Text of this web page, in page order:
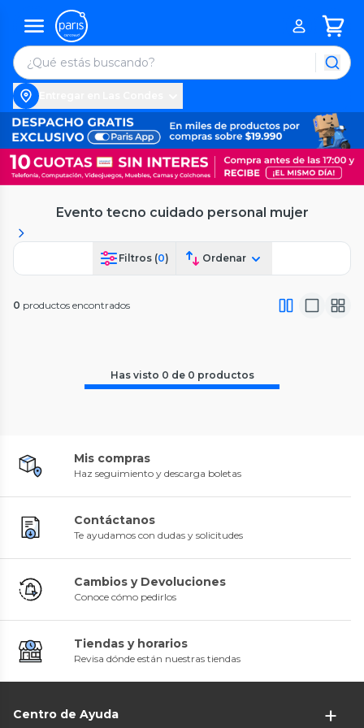
Evento tecno cuidado personal mujer
Filtros (0) Ordenar
0 productos encontrados
Has visto 0 de 0 productos
Mis compras
Haz seguimiento y descarga boletas
Contáctanos
Te ayudamos con dudas y solicitudes
Cambios y Devoluciones
Conoce cómo pedirlos
Tiendas y horarios
Revisa dónde están nuestras tiendas
Centro de Ayuda